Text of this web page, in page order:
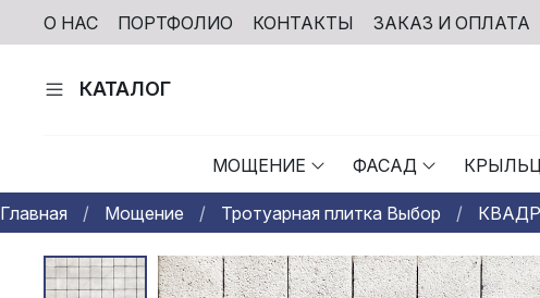
О НАС ПОРТФОЛИО КОНТАКТЫ ЗАКАЗ И ОПЛАТА
КАТАЛОГ
МОЩЕНИЕ ФАСАД
Главная Мощение Тротуарная плитка Выбор